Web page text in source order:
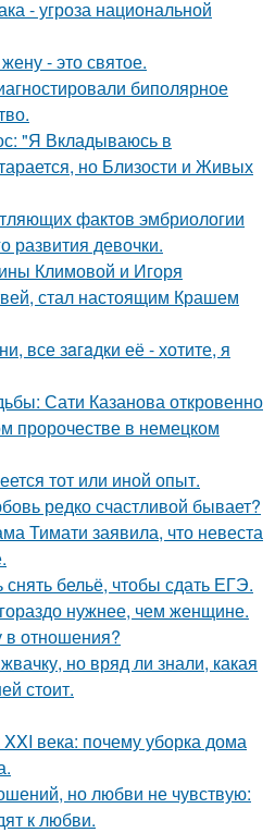
- угроза национальной
- это святое.
биполярное
"Я Вкладываюсь в
но Близости и Живых
фактов эмбриологии
развития девочки.
Климовой и Игоря
стал настоящим Крашем
все зaгaдки её - хотите, я
Сати Казанова откровенно
пророчестве в немецком
тот или иной опыт.
редко счастливой бывает?
Тимати заявила, что невеста
бельё, чтобы сдать ЕГЭ.
нужнее, чем женщине.
в отношения?
но вряд ли знали, какая
стоит.
века: почему уборка дома
но любви не чувствую:
к любви.